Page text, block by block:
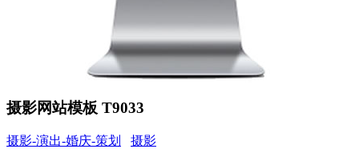
摄影网站模板 T9033
摄影-演出-婚庆-策划 摄影